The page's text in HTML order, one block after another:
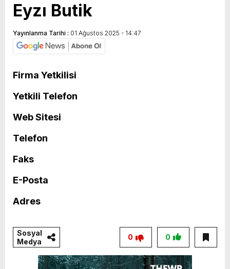
Eyzı Butik
Yayınlanma Tarihi : 01 Ağustos 2025 - 14:47
Firma Yetkilisi
Yetkili Telefon
Web Sitesi
Telefon
Faks
E-Posta
Adres
Sosyal
Medya
0
0